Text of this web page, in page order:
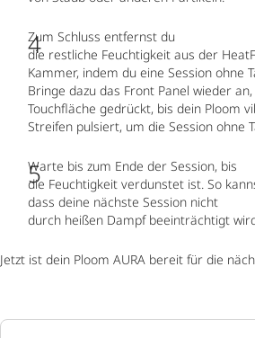
Zum Schluss entfernst du
die restliche Feuchtigkeit aus der
Kammer, indem du eine Session ohne
Bringe dazu das Front Panel wieder
Touchfläche gedrückt, bis dein Ploom
Streifen pulsiert, um die Session ohne
Warte bis zum Ende der Session, bis
die Feuchtigkeit verdunstet ist. So
dass deine nächste Session nicht
durch heißen Dampf beeinträchtigt
Jetzt ist dein Ploom AURA bereit für die